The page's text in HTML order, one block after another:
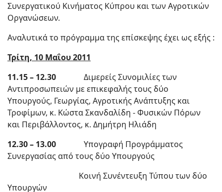
Συνεργατικού Κινήματος Κύπρου και των Αγροτικών
Οργανώσεων.
Αναλυτικά το πρόγραμμα της επίσκεψης έχει ως εξής :
Τρίτη, 10 Μαΐου 2011
11.15 – 12.30 Διμερείς Συνομιλίες των
Αντιπροσωπειών με επικεφαλής τους δύο
Υπουργούς, Γεωργίας, Αγροτικής Ανάπτυξης και
Τροφίμων, κ. Κώστα Σκανδαλίδη - Φυσικών Πόρων
και Περιβάλλοντος, κ. Δημήτρη Ηλιάδη
12.30 – 13.00 Υπογραφή Προγράμματος
Συνεργασίας από τους δύο Υπουργούς
Κοινή Συνέντευξη Τύπου των δύο
Υπουργών